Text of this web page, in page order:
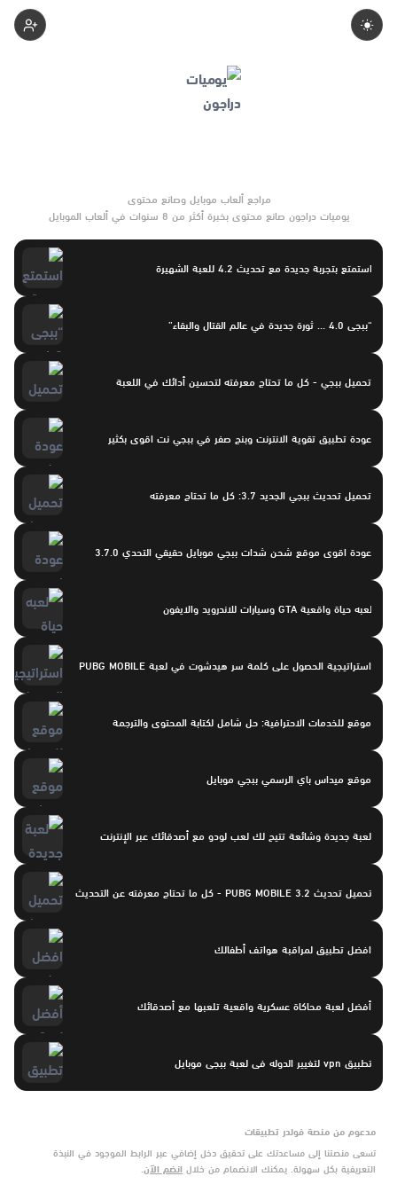
يوميات دراجون صانع محتوى بخبرة أكثر من 8 سنوات في ألعاب الموبايل
استمتع بتجربة جديدة مع تحديث 4.2 للعبة الشهيرة
“ببجى 4.0 … ثورة جديدة في عالم القتال والبقاء”
تحميل ببجي - كل ما تحتاج معرفته لتحسين أدائك في اللعبة
عودة تطبيق تقوية الانترنت وبنج صفر في ببجي نت اقوى بكثير
تحميل تحديث ببجي الجديد 3.7: كل ما تحتاج معرفته
عودة اقوى موقع شحن شدات ببجي موبايل حقيقي التحدي 3.7.0
لعبه حياة واقعية GTA وسيارات للاندرويد والايفون
استراتيجية الحصول على كلمة سر هيدشوت في لعبة PUBG MOBILE
موقع للخدمات الاحترافية: حل شامل لكتابة المحتوى والترجمة
موقع ميداس باي الرسمي ببجي موبايل
لعبة جديدة وشائعة تتيح لك لعب لودو مع أصدقائك عبر الإنترنت
تحميل تحديث PUBG MOBILE 3.2 - كل ما تحتاج معرفته عن التحديث
افضل تطبيق لمراقبة هواتف أطفالك
أفضل لعبة محاكاة عسكرية واقعية تلعبها مع أصدقائك
تطبيق vpn لتغيير الدوله فى لعبة ببجى موبايل
مدعوم من منصة فولدر تطبيقات
تسعى منصتنا إلى مساعدتك على تحقيق دخل إضافي عبر الرابط الموجود في النبذة
التعريفية بكل سهولة. يمكنك الانضمام من خلال انضم الآن